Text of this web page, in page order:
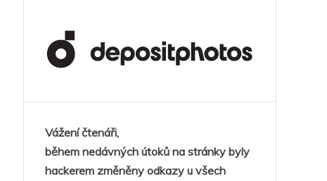
Vážení čtenáři,
během nedávných útoků na stránky byly
hackerem změněny odkazy u všech